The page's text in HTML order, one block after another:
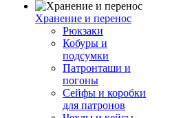
Хранение и перенос
Рюкзаки
Кобуры и
подсумки
Патронташи и
погоны
Сейфы и коробки
для патронов